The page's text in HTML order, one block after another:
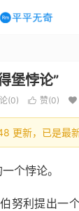
堡悖论”
(0)  赞(0) 
更新，已是最新
个悖论。
努利提出一